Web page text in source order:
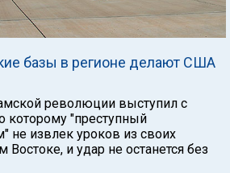
базы в регионе делают США
революции выступил с
которому "преступный
не извлек уроков из своих
и удар не останется без